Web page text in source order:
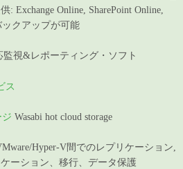
Exchange Online, SharePoint Online,
ックアップが可能
監視&レポーティング・ソフト
ス
ジ Wasabi hot cloud storage
Hyper-V間でのレプリケーション,
ーション、移行、データ保護